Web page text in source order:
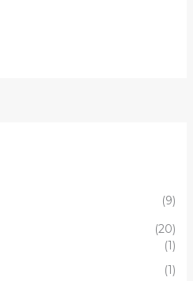
(9)
(20)
(1)
(1)